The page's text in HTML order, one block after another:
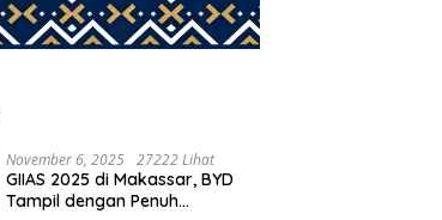
November 6, 2025 27222 Lihat
GIIAS 2025 di Makassar, BYD
Tampil dengan Penuh